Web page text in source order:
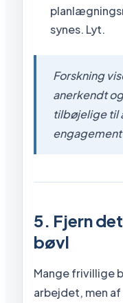
synes. Lyt.
Forskning
anerkendt
tilbøjelige til
5. Fjern
bøvl
Mange frivillige
arbejdet, men